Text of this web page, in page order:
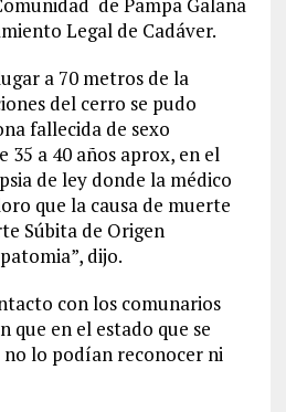
Legal de Cadáver.
a 70 metros de la
del cerro se pudo
fallecida de sexo
35 a 40 años aprox, en el
de ley donde la médico
que la causa de muerte
Súbita de Origen
dijo.
con los comunarios
que en el estado que se
lo podían reconocer ni